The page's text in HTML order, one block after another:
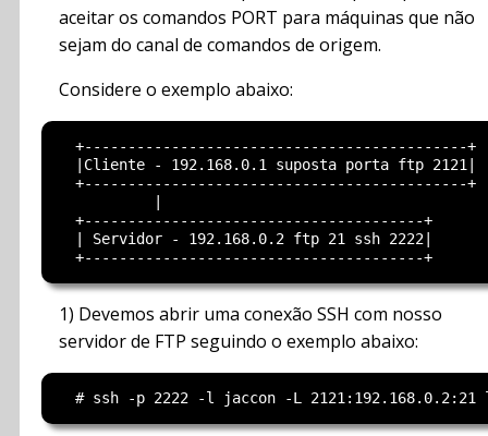
aceitar os comandos PORT para máquinas que não
sejam do canal de comandos de origem.
Considere o exemplo abaixo:
  +--------------------------------------------+
  |Cliente - 192.168.0.1 suposta porta ftp 2121|
  +--------------------------------------------+
  +---------------------------------------+
  | Servidor - 192.168.0.2 ftp 21 ssh 2222|
1) Devemos abrir uma conexão SSH com nosso
servidor de FTP seguindo o exemplo abaixo: